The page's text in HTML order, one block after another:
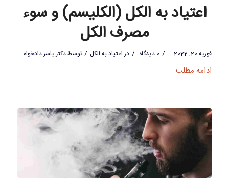
اعتیاد به الکل (الکلیسم) و سوء
مصرف الکل
فوریه 20, 2022 / 0 دیدگاه / در اعتیاد به الکل / توسطدکتر یاسر دادخواه
ادامه مطلب